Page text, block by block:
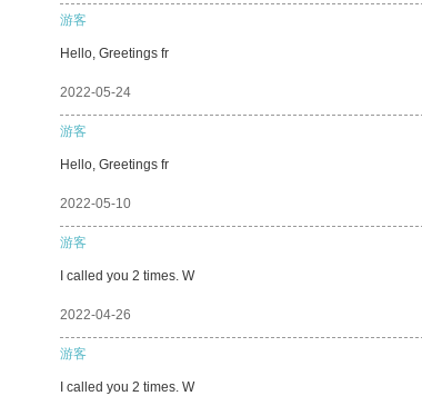
游客
Hello, Greetings fr
2022-05-24
游客
Hello, Greetings fr
2022-05-10
游客
I called you 2 times. W
2022-04-26
游客
I called you 2 times. W